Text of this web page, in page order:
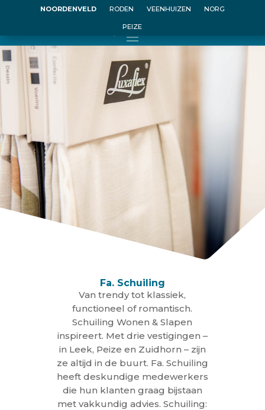
NOORDENVELD RODEN VEENHUIZEN NORG
PEIZE
Fa. Schuiling
Van trendy tot klassiek,
functioneel of romantisch.
Schuiling Wonen & Slapen
inspireert. Met drie vestigingen –
in Leek, Peize en Zuidhorn – zijn
ze altijd in de buurt. Fa. Schuiling
heeft deskundige medewerkers
die hun klanten graag bijstaan
met vakkundig advies. Schuiling: